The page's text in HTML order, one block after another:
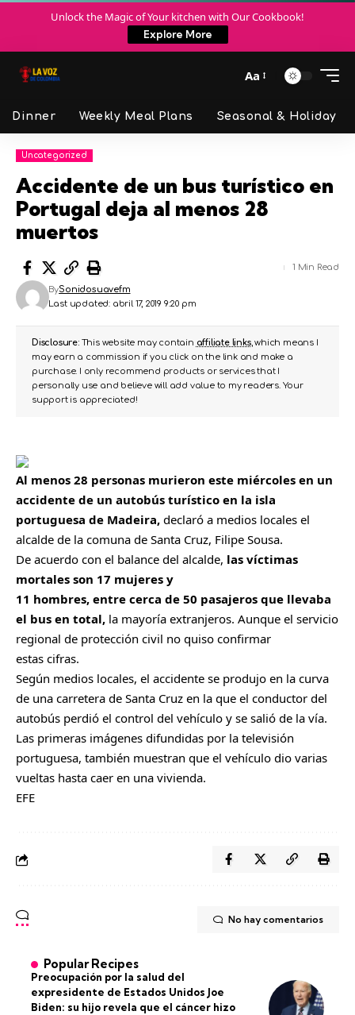
Unlock the Magic of Your kitchen with Our Cookbook!
Explore More
Aa
Dinner Weekly Meal Plans Seasonal & Holiday
Uncategorized
Accidente de un bus turístico en
Portugal deja al menos 28
muertos
Last updated: abril 17, 2019 9:20 pm
BySonidosuavefm
1 Min Read
Disclosure:This website may contain affiliate links, which means I
may earn a commission if you click on the link and make a
purchase. I only recommend products or services that I
personally use and believe will add value to my readers. Your
support is appreciated!
Al menos 28 personas murieron este miércoles en un
accidente de un autobús turístico en la isla
portuguesa de Madeira, declaró a medios locales el
alcalde de la comuna de Santa Cruz, Filipe Sousa.
De acuerdo con el balance del alcalde, las víctimas
mortales son 17 mujeres y
11 hombres, entre cerca de 50 pasajeros que llevaba
el bus en total, la mayoría extranjeros. Aunque el servicio
regional de protección civil no quiso confirmar
estas cifras.
Según medios locales, el accidente se produjo en la curva
de una carretera de Santa Cruz en la que el conductor del
autobús perdió el control del vehículo y se salió de la vía.
Las primeras imágenes difundidas por la televisión
portuguesa, también muestran que el vehículo dio varias
vueltas hasta caer en una vivienda.
EFE
No hay comentarios
Popular Recipes
Preocupación por la salud del
expresidente de Estados Unidos Joe
Biden: su hijo revela que el cáncer hizo